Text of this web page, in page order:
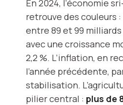
En 2024, l’économie
retrouve des couleurs
entre 89 et 99 milliards
avec une croissance
2,2 %. L’inflation, en
l’année précédente,
stabilisation.
pilier central : plus de